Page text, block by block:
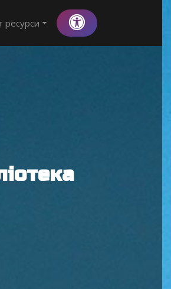
ресурси